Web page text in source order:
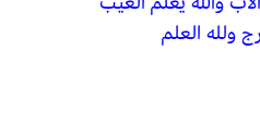
ولله العلم